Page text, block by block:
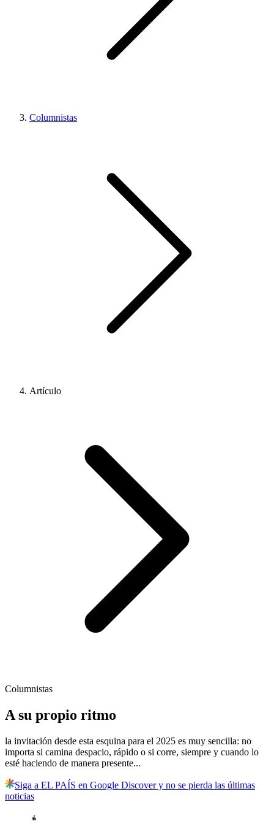
Columnistas
Artículo
Columnistas
A su propio ritmo
la invitación desde esta esquina para el 2025 es muy sencilla: no
importa si camina despacio, rápido o si corre, siempre y cuando lo
esté haciendo de manera presente...
Siga a EL PAÍS en Google Discover y no se pierda las últimas
noticias